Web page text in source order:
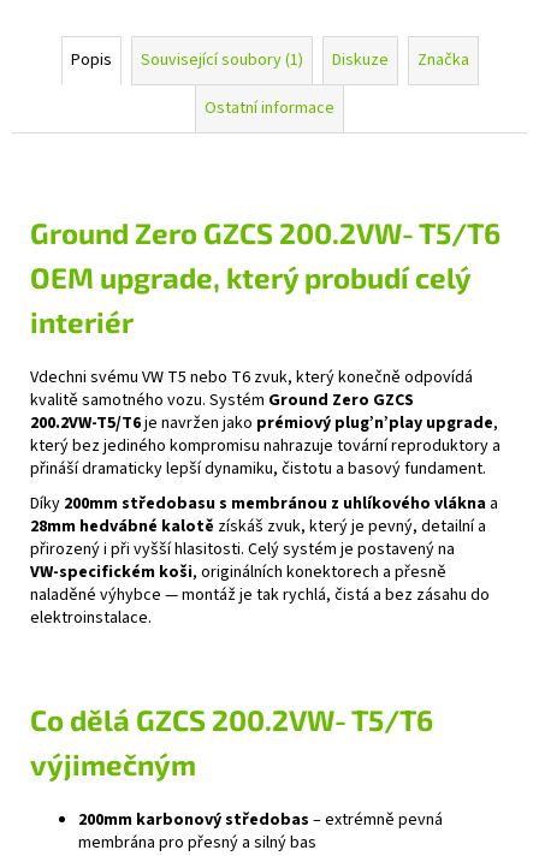
Popis Související soubory (1) Diskuze
Značka
Ostatní informace
Ground Zero GZCS 200.2VW‑T5/T6
OEM upgrade, který probudí celý
interiér
Vdechni svému VW T5 nebo T6 zvuk, který konečně odpovídá
kvalitě samotného vozu. Systém Ground Zero GZCS
200.2VW‑T5/T6je navržen jako prémiový plug’n’play upgrade,
který bez jediného kompromisu nahrazuje tovární reproduktory a
přináší dramaticky lepší dynamiku, čistotu a basový fundament.
Díky 200mm středobasu s membránou z uhlíkového vlákna a
28mm hedvábné kalotě získáš zvuk, který je pevný, detailní a
přirozený i při vyšší hlasitosti. Celý systém je postavený na
VW‑specifickém koši, originálních konektorech a přesně
naladěné výhybce — montáž je tak rychlá, čistá a bez zásahu do
elektroinstalace.
Co dělá GZCS 200.2VW‑T5/T6
výjimečným
200mm karbonový středobas – extrémně pevná
membrána pro přesný a silný bas